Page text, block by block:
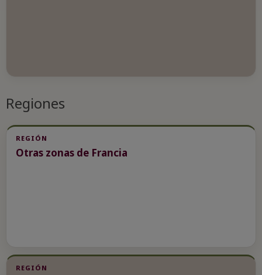
Regiones
REGIÓN
Otras zonas de Francia
REGIÓN